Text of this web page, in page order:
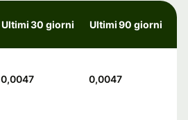
Ultimi 30 giorni Ultimi 90 giorni
0,0047 0,0047